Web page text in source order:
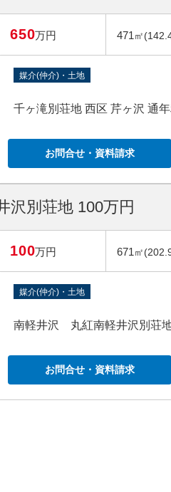
650万円 471㎡
媒介(仲介)・土地
千ヶ滝別荘地 西区 芹ヶ沢 通
お問合せ・資料請求
別荘地 100万円
100万円 671㎡
媒介(仲介)・土地
南軽井沢 丸紅南軽井沢別荘
お問合せ・資料請求